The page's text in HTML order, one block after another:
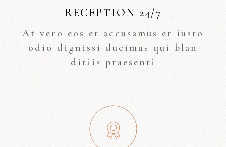
RECEPTION 24/7
At vero eos et accusamus et iusto
odio dignissi ducimus qui blan
ditiis praesenti